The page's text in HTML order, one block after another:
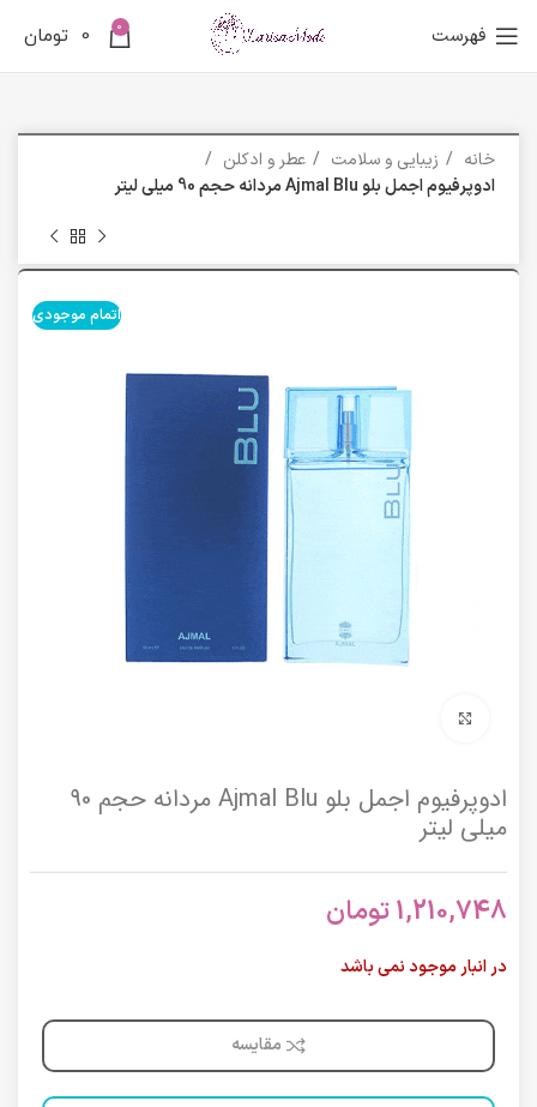
فهرست 0
0 تومان
خانه زیبایی و سلامت
عطر و ادکلن
ادوپرفیوم اجمل بلو Ajmal Blu مردانه حجم 90 میلی لیتر
اتمام موجودی
ادوپرفیوم اجمل بلو Ajmal Blu مردانه حجم 90
میلی لیتر
1,210,748تومان
در انبار موجود نمی باشد
مقایسه